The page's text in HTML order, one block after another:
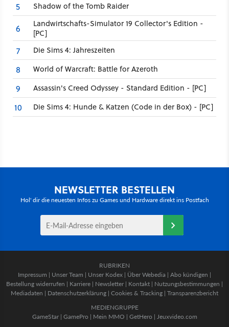
5 Shadow of the Tomb Raider
6
Landwirtschafts-Simulator 19 Collector's Edition -
[PC]
7 Die Sims 4: Jahreszeiten
8 World of Warcraft: Battle for Azeroth
9 Assassin's Creed Odyssey - Standard Edition - [PC]
10 Die Sims 4: Hunde & Katzen (Code in der Box) - [PC]
NEWSLETTER BESTELLEN
Hol' dir die neuesten Infos zu Games und Hardware direkt ins Postfach
RUBRIKEN
Impressum | Unser Team | Unser Kodex | Über Webedia | Abo kündigen |
Bestellung widerrufen | Karriere | Newsletter | Kontakt | Nutzungsbestimmungen |
Mediadaten | Datenschutzerklärung | Cookies & Tracking | Transparenzbericht
MEDIENGRUPPE
GameStar| GamePro | Mein MMO | GetHero | Jeuxvideo.com